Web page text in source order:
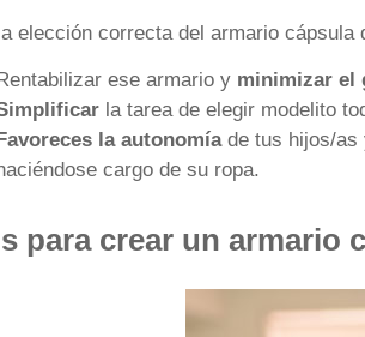
elección correcta del armario
ese armario y minimizar el
la tarea de elegir modelito
la autonomíade tus hijos/as
cargo de su ropa.
para crear un armario